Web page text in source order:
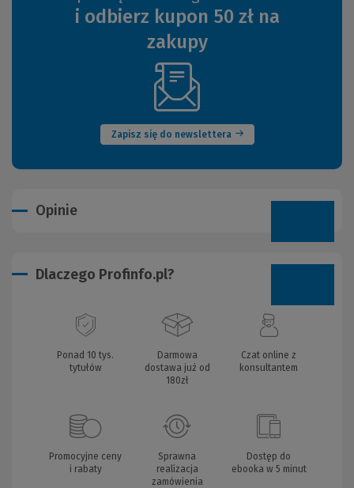
i odbierz kupon 50 zł na
zakupy
Zapisz się do newslettera
(Nowe
okno)
Opinie
Dlaczego Profinfo.pl?
Ponad 10 tys.
tytułów
Darmowa
dostawa już od
180zł
Czat online z
konsultantem
Promocyjne ceny
i rabaty
Sprawna
realizacja
zamówienia
Dostęp do
ebooka w 5 minut